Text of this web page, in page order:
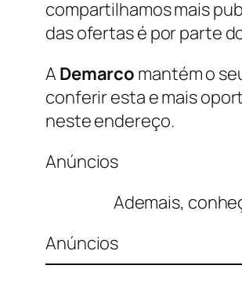
compartilhamos mais
das ofertas é por parte
A Demarco mantém o
conferir esta e mais
neste endereço.
Anúncios
Ademais,
Anúncios